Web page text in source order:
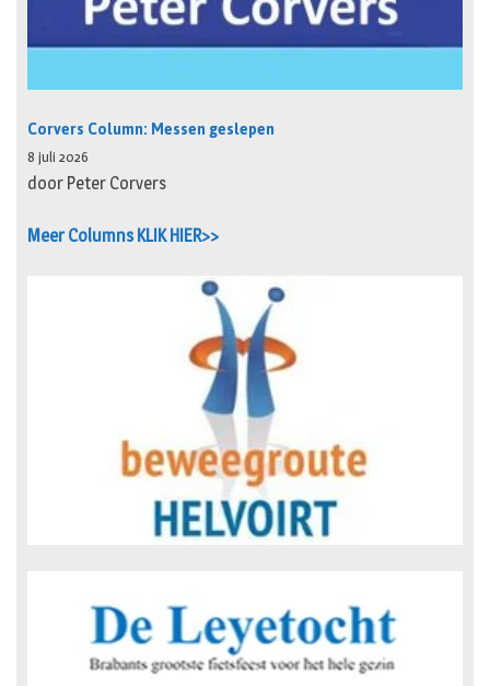
Corvers Column: Messen geslepen
8 juli 2026
door Peter Corvers
Meer Columns KLIK HIER>>